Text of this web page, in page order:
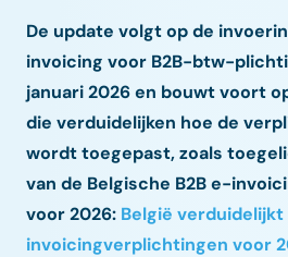
De update volgt op de
invoicing voor B2B-btw-
januari 2026 en bouwt voort
die verduidelijken hoe de
wordt toegepast, zoals
van de Belgische B2B e-
voor 2026: België verduidelijkt
invoicingverplichtingen voor